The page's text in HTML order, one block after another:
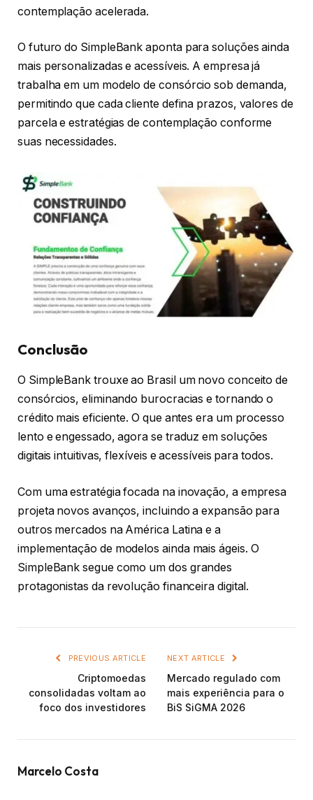
contemplação acelerada.
O futuro do SimpleBank aponta para soluções ainda
mais personalizadas e acessíveis. A empresa já
trabalha em um modelo de consórcio sob demanda,
permitindo que cada cliente defina prazos, valores de
parcela e estratégias de contemplação conforme
suas necessidades.
Conclusão
O SimpleBank trouxe ao Brasil um novo conceito de
consórcios, eliminando burocracias e tornando o
crédito mais eficiente. O que antes era um processo
lento e engessado, agora se traduz em soluções
digitais intuitivas, flexíveis e acessíveis para todos.
Com uma estratégia focada na inovação, a empresa
projeta novos avanços, incluindo a expansão para
outros mercados na América Latina e a
implementação de modelos ainda mais ágeis. O
SimpleBank segue como um dos grandes
protagonistas da revolução financeira digital.
PREVIOUS ARTICLE
Criptomoedas
consolidadas voltam ao
foco dos investidores
NEXT ARTICLE
Mercado regulado com
mais experiência para o
BiS SiGMA 2026
Marcelo Costa